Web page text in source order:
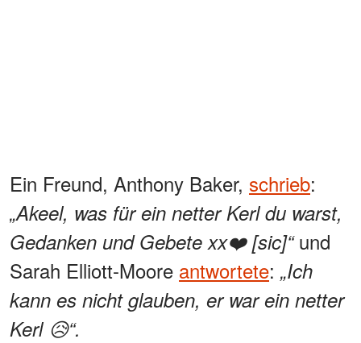
Ein Freund, Anthony Baker, schrieb:
„Akeel, was für ein netter Kerl du warst,
Gedanken und Gebete xx❤️ [sic]“und
Sarah Elliott-Moore antwortete: „Ich
kann es nicht glauben, er war ein netter
Kerl 😥“.